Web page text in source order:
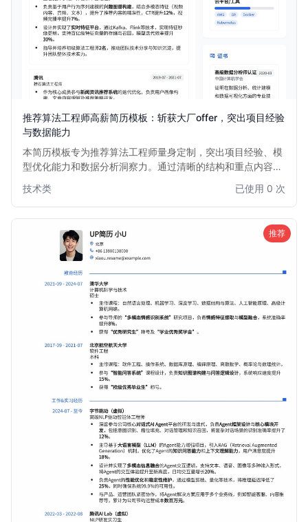
推荐算法工程师高薪简历模板：斩获大厂offer，突出项目经验
与数据能力
本简历模板专为推荐算法工程师量身定制，突出项目经验、模
型优化能力和数据分析洞察力。通过清晰的结构和重点内容展
关注点，提高面试邀约率。适用于1-5年推荐算法经验的求职
者。
技术类 已使用 0 次
推荐